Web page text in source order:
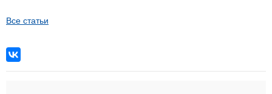
Все статьи